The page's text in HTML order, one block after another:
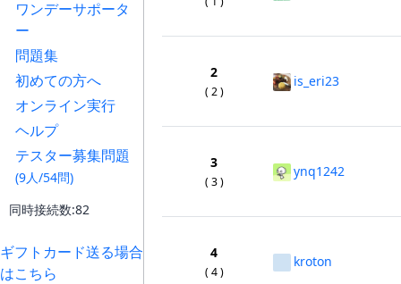
ワンデーサポータ
ー
問題集
初めての方へ
オンライン実行
ヘルプ
テスター募集問題
(9人/54問)
同時接続数:82
ギフトカード送る場合
はこちら
2
( 2 )
is_eri23
3
( 3 )
ynq1242
4
( 4 )
kroton